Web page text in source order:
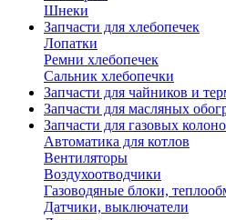
Шнеки
Запчасти для хлебопечек
Лопатки
Ремни хлебопечек
Сальник хлебопечки
Запчасти для чайников и
Запчасти для масляных
Запчасти для газовых
Автоматика для котлов
Вентиляторы
Воздухоотводчики
Газоводяные блоки,
Датчики, выключатели